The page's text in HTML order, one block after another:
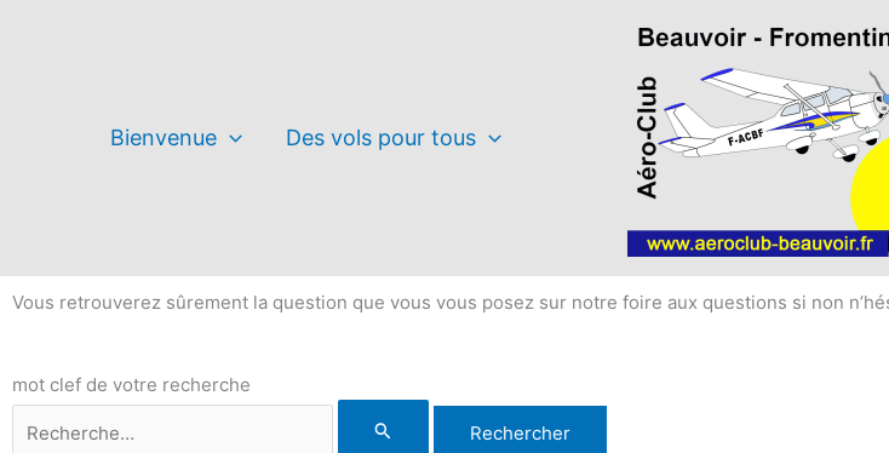
Bienvenue Des vols pour tous
Vous retrouverez sûrement la question que vous vous posez sur notre foire aux questions si non
mot clef de votre recherche
Rechercher :